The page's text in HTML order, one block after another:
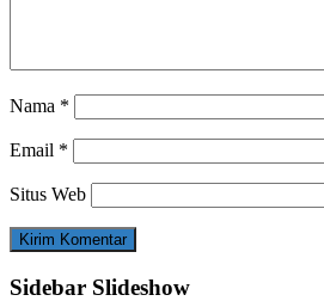
Nama *
Email *
Situs Web
Sidebar Slideshow